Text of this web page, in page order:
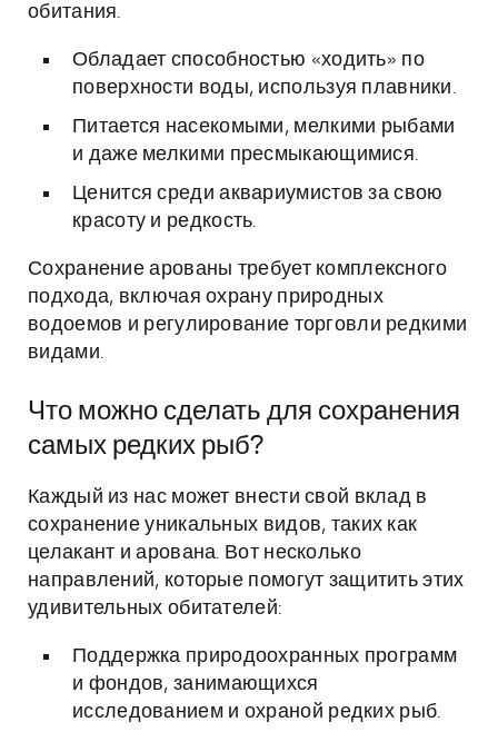
обитания.
Обладает способностью «ходить» по
поверхности воды, используя плавники.
Питается насекомыми, мелкими рыбами
и даже мелкими пресмыкающимися.
Ценится среди аквариумистов за свою
красоту и редкость.
Сохранение арованы требует комплексного
подхода, включая охрану природных
водоемов и регулирование торговли редкими
видами.
Что можно сделать для сохранения
самых редких рыб?
Каждый из нас может внести свой вклад в
сохранение уникальных видов, таких как
целакант и арована. Вот несколько
направлений, которые помогут защитить этих
удивительных обитателей:
Поддержка природоохранных программ
и фондов, занимающихся
исследованием и охраной редких рыб.